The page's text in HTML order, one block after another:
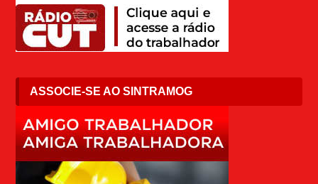
ASSOCIE-SE AO SINTRAMOG